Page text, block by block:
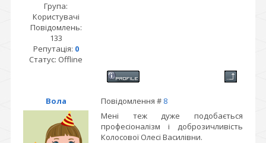
Група:
Користувачі
Повідомлень:
133
Репутація: 0
Статус: Offline
Вола Повідомлення # 8
Мені теж дуже подобається
професіоналізм і доброзичливість
Колосової Олесі Василівни.